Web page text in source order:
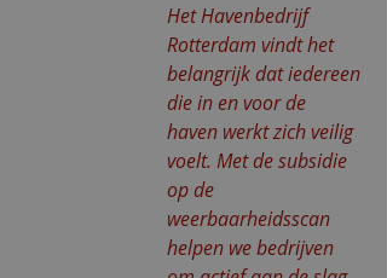
Het Havenbedrijf
Rotterdam vindt het
belangrijk dat iedereen
die in en voor de
haven werkt zich veilig
voelt. Met de subsidie
op de
weerbaarheidsscan
helpen we bedrijven